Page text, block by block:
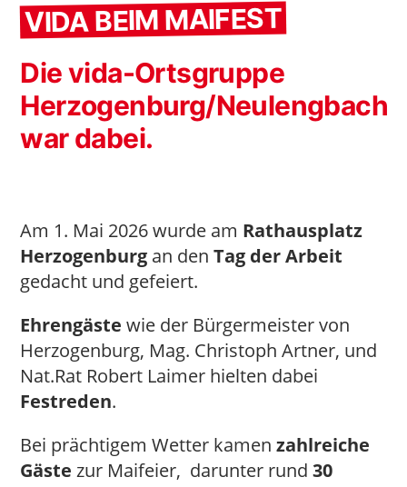
VIDA BEIM MAIFEST
Die vida-Ortsgruppe
Herzogenburg/Neulengbach
war dabei.
Am 1. Mai 2026 wurde am Rathausplatz
Herzogenburg an denTag der Arbeit
gedacht und gefeiert.
Ehrengästewie der Bürgermeister von
Herzogenburg, Mag. Christoph Artner, und
Nat.Rat Robert Laimer hielten dabei
Festreden.
Bei prächtigem Wetter kamenzahlreiche
Gäste zur Maifeier, darunter rund30